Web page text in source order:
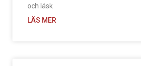
och läsk
LÄS MER